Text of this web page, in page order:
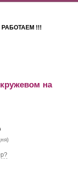
!!!
на